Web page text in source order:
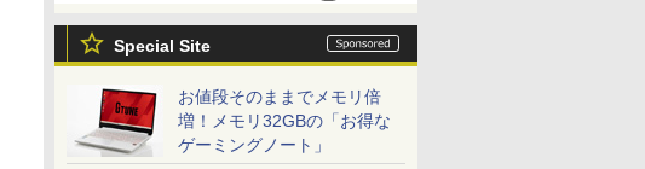
Special Site
お値段そのままでメモリ倍
増！メモリ32GBの「お得な
ゲーミングノート」